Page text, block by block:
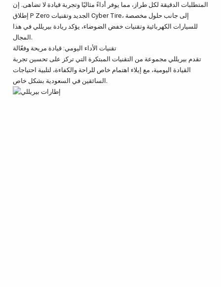
المتطلبات الدقيقة لكل طراز، مما يوفر أداءً مثاليًا وتجربة قيادة لا تضاهى. إن
إطلاق P Zero الجديد وتقنيات Cyber Tire، إلى جانب حلول مخصصة
للسيارات الكهربائية وتقنيات خفض الضوضاء، يؤكد ريادة بيريللي في هذا
المجال.
تقنيات الأداء اليومي: قيادة مريحة وفعّالة
تقدم بيريللي مجموعة من التقنيات المبتكرة التي تركز على تحسين تجربة
القيادة اليومية، مع إيلاء اهتمام خاص للراحة والكفاءة، لتلبية احتياجات
السائقين في السعودية بشكل خاص.